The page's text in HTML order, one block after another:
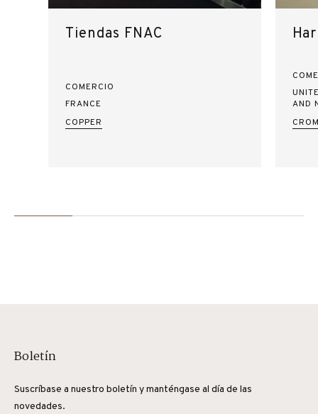
Tiendas FNAC
COMERCIO
FRANCE
COPPER
AND
Boletín
Suscríbase a nuestro boletín y manténgase al día de las
novedades.